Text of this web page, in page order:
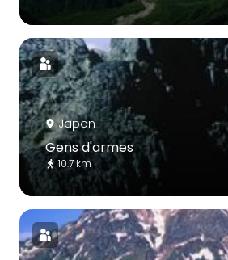
Japon
Gens d'armes
10.7 km